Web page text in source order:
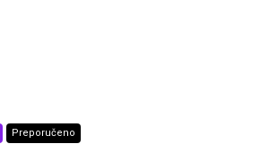
Preporučeno